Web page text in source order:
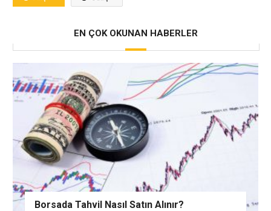
EN ÇOK OKUNAN HABERLER
Borsada Tahvil Nasıl Satın Alınır?